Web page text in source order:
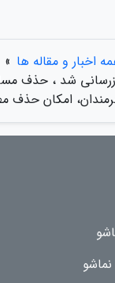
اخبار و مقاله ها »
شد ، حذف
امکان حذف